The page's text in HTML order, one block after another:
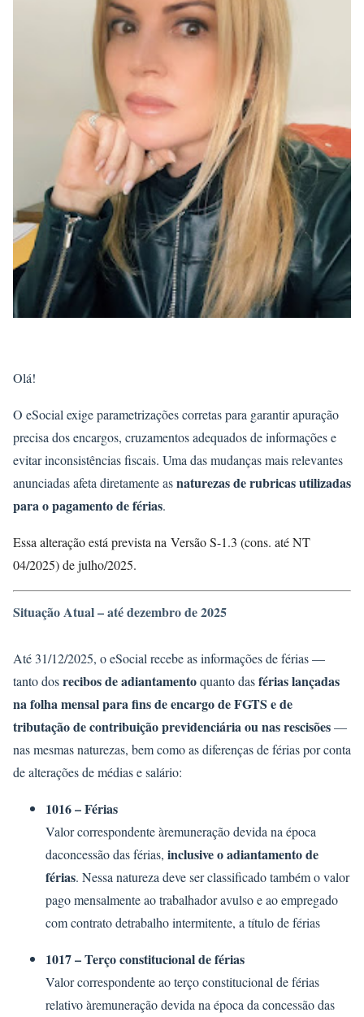
Olá!
O eSocial exige parametrizações corretas para garantir apuração
precisa dos encargos, cruzamentos adequados de informações e
evitar inconsistências fiscais. Uma das mudanças mais relevantes
anunciadas afeta diretamente asnaturezas de rubricas utilizadas
para o pagamento de férias.
Essa alteração está prevista na Versão S-1.3 (cons. até NT
04/2025) de julho/2025.
Situação Atual – até dezembro de 2025
Até 31/12/2025, o eSocial recebe as informações de férias —
tanto dosrecibos de adiantamentoquanto dasférias lançadas
na folha mensal para fins de encargo de FGTS e de
tributação de contribuição previdenciária ou nas rescisões—
nas mesmas naturezas, bem como as diferenças de férias por conta
de alterações de médias e salário:
1016 – Férias
Valor correspondente àremuneração devida na época
daconcessão das férias, inclusive o adiantamento de
férias. Nessa natureza deve ser classificado também o valor
pago mensalmente ao trabalhador avulso e ao empregado
com contrato detrabalho intermitente, a título de férias
1017 – Terço constitucional de férias
Valor correspondente ao terço constitucional de férias
relativo àremuneração devida na época da concessão das